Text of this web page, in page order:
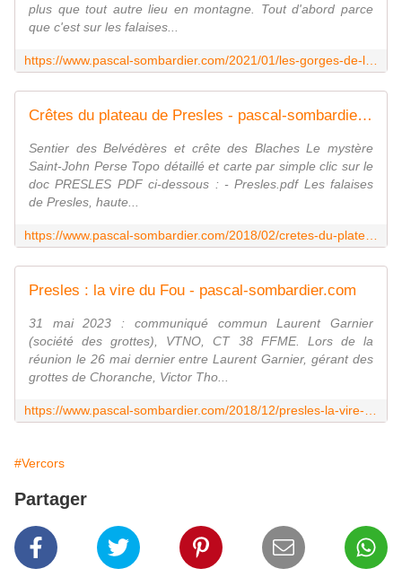
plus que tout autre lieu en montagne. Tout d'abord parce
que c'est sur les falaises...
Crêtes du plateau de Presles - pascal-sombardier.com
Sentier des Belvédères et crête des Blaches Le mystère
Saint-John Perse Topo détaillé et carte par simple clic sur le
doc PRESLES PDF ci-dessous : - Presles.pdf Les falaises
de Presles, haute...
Presles : la vire du Fou - pascal-sombardier.com
31 mai 2023 : communiqué commun Laurent Garnier
(société des grottes), VTNO, CT 38 FFME. Lors de la
réunion le 26 mai dernier entre Laurent Garnier, gérant des
grottes de Choranche, Victor Tho...
#Vercors
Partager